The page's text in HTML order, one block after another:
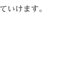
いけます。